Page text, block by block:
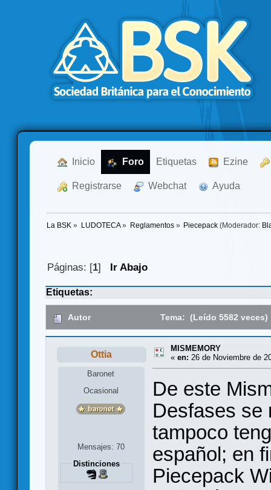
Inicio Foro Etiquetas Ezine
Registrarse Webchat Ayuda
La BSK » LUDOTECA» Reglamentos» Piecepack (Moderador:
Páginas: [1] Ir Abajo
Etiquetas:
Autor Tema: (Leído 5582 veces)
Ottia
Baronet
Ocasional
Mensajes: 70
Distinciones
MISMEMORY
« en: 26 de Noviembre de
De este
Desfases se
tampoco
español; en
Piecepack